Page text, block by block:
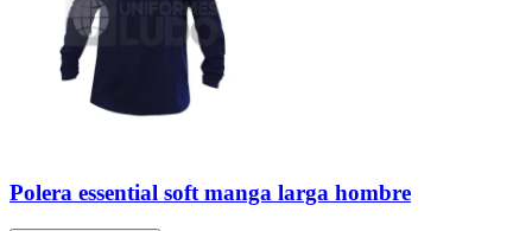
Polera essential soft manga larga hombre